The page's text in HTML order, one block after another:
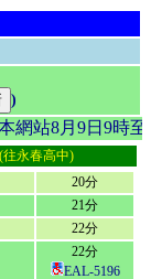
)
網站8月9日9
往永春高中)
20分
21分
22分
22分
EAL-5196